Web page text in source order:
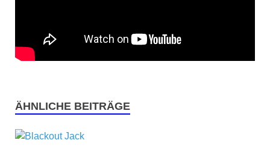
ÄHNLICHE BEITRÄGE